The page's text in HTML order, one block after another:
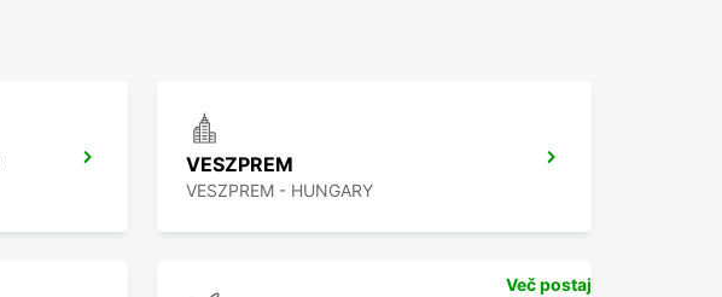
VESZPREM
VESZPREM - HUNGARY
Več postaj